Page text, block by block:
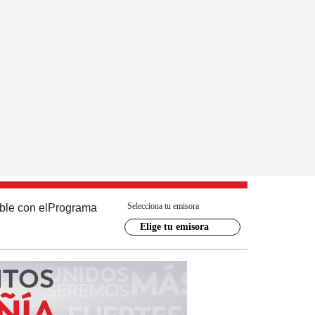
con el Programa Selecciona tu emisora
Elige tu emisora